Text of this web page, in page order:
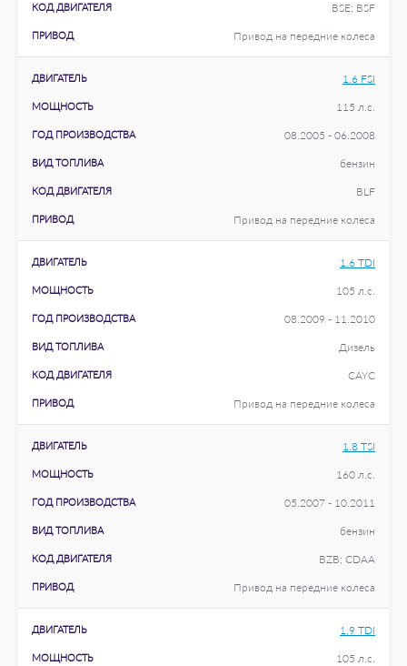
КОД ДВИГАТЕЛЯ BSE; BSF
ПРИВОД Привод на передние колеса
ДВИГАТЕЛЬ 1.6 FSI
МОЩНОСТЬ 115 л.с.
ГОД ПРОИЗВОДСТВА 08.2005 - 06.2008
ВИД ТОПЛИВА бензин
КОД ДВИГАТЕЛЯ BLF
ПРИВОД Привод на передние колеса
ДВИГАТЕЛЬ 1.6 TDI
МОЩНОСТЬ 105 л.с.
ГОД ПРОИЗВОДСТВА 08.2009 - 11.2010
ВИД ТОПЛИВА Дизель
КОД ДВИГАТЕЛЯ CAYC
ПРИВОД Привод на передние колеса
ДВИГАТЕЛЬ 1.8 TSI
МОЩНОСТЬ 160 л.с.
ГОД ПРОИЗВОДСТВА 05.2007 - 10.2011
ВИД ТОПЛИВА бензин
КОД ДВИГАТЕЛЯ BZB; CDAA
ПРИВОД Привод на передние колеса
ДВИГАТЕЛЬ 1.9 TDI
МОЩНОСТЬ 105 л.с.